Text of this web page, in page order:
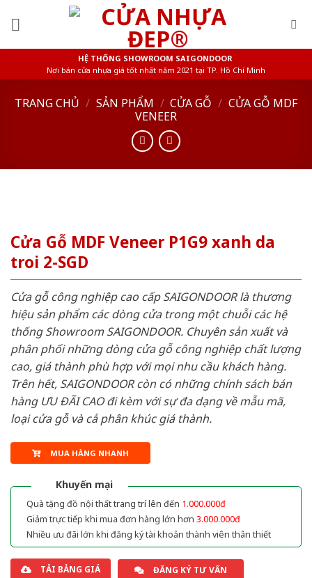
HỆ THỐNG SHOWROOM SAIGONDOOR
Nơi bán cửa nhựa giá tốt nhất năm 2021 tại TP. Hồ Chí Minh
TRANG CHỦ / SẢN PHẨM / CỬA GỖ / CỬA GỖ MDF
VENEER
Cửa Gỗ MDF Veneer P1G9 xanh da
troi 2-SGD
Cửa gỗ công nghiệp cao cấp SAIGONDOOR là thương
hiệu sản phẩm các dòng cửa trong một chuỗi các hệ
thống Showroom SAIGONDOOR. Chuyên sản xuất và
phân phối những dòng cửa gỗ công nghiệp chất lượng
cao, giá thành phù hợp với mọi nhu cầu khách hàng.
Trên hết, SAIGONDOOR còn có những chính sách bán
hàng ƯU ĐÃI CAO đi kèm với sự đa dạng về mẫu mã,
loại cửa gỗ và cả phân khúc giá thành.
MUA HÀNG NHANH
Khuyến mại
Quà tặng đồ nội thất trang trí lên đến 1.000.000đ
Giảm trực tiếp khi mua đơn hàng lớn hơn 3.000.000đ
Nhiều ưu đãi lớn khi đăng ký tài khoản thành viên thân thiết
TẢI BẢNG GIÁ ĐĂNG KÝ TƯ VẤN